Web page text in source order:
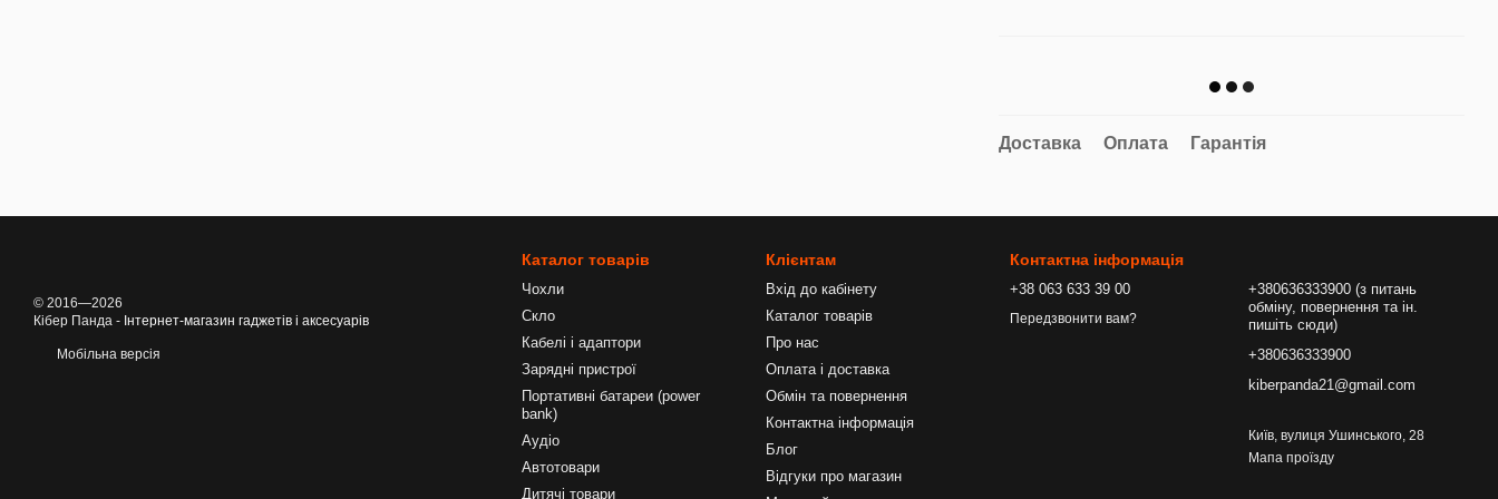
Доставка Оплата Гарантія
© 2016—2026
Кібер Панда - Інтернет-магазин гаджетів і аксесуарів
Мобільна версія
Каталог товарів
Чохли
Скло
Кабелі і адаптори
Зарядні пристрої
Портативні батареи (power
bank)
Аудіо
Автотовари
Дитячі товари
Клієнтам
Вхід до кабінету
Каталог товарів
Про нас
Оплата і доставка
Обмін та повернення
Контактна інформація
Блог
Відгуки про магазин
Контактна інформація
+38 063 633 39 00
Передзвонити вам?
+380636333900 (з питань
обміну, повернення та ін.
пишіть сюди)
+380636333900
kiberpanda21@gmail.com
Київ, вулиця Ушинського, 28
Мапа проїзду